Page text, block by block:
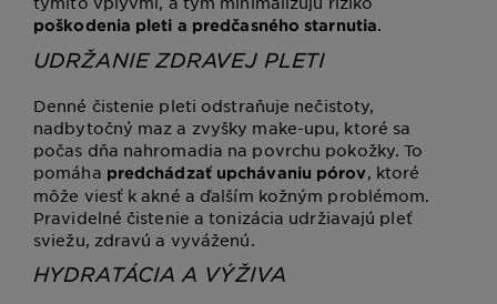
poškodenia pleti a predčasného starnutia.
UDRŽANIE ZDRAVEJ PLETI
Denné čistenie pleti odstraňuje nečistoty,
nadbytočný maz a zvyšky make-upu, ktoré sa
počas dňa nahromadia na povrchu pokožky. To
pomáha predchádzať upchávaniu pórov, ktoré
môže viesť k akné a ďalším kožným problémom.
Pravidelné čistenie a tonizácia udržiavajú pleť
sviežu, zdravú a vyváženú.
HYDRATÁCIA A VÝŽIVA